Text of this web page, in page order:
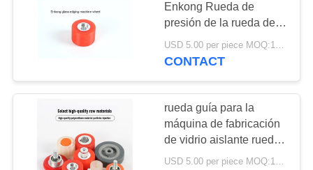
SOBRE
NOSOTROS
VISITA
FÁBRICA
mangas de Kevlar
17
Enkong Rueda de
presión de la rueda de
apoyo Máquina de
rectificación de vidrio de
USD 5.00 per piece MOQ:100 piezas
CONTACT
rueda guía para la
máquina de fabricación
de vidrio aislante rueda
de apoyo para el vidrio
USD 5.00 per piece MOQ:100 piezas